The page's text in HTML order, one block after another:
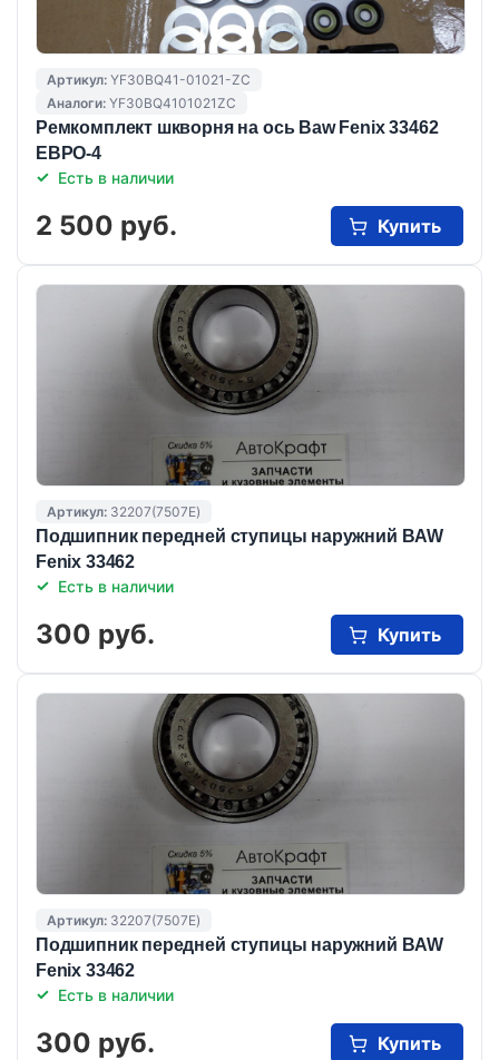
Артикул: YF30BQ41-01021-ZC
Аналоги: YF30BQ4101021ZC
Ремкомплект шкворня на ось Baw Fenix 33462
ЕВРО-4
Есть в наличии
2 500 руб. Купить
Артикул: 32207(7507E)
Подшипник передней ступицы наружний BAW
Fenix 33462
Есть в наличии
300 руб. Купить
Артикул: 32207(7507E)
Подшипник передней ступицы наружний BAW
Fenix 33462
Есть в наличии
300 руб. Купить